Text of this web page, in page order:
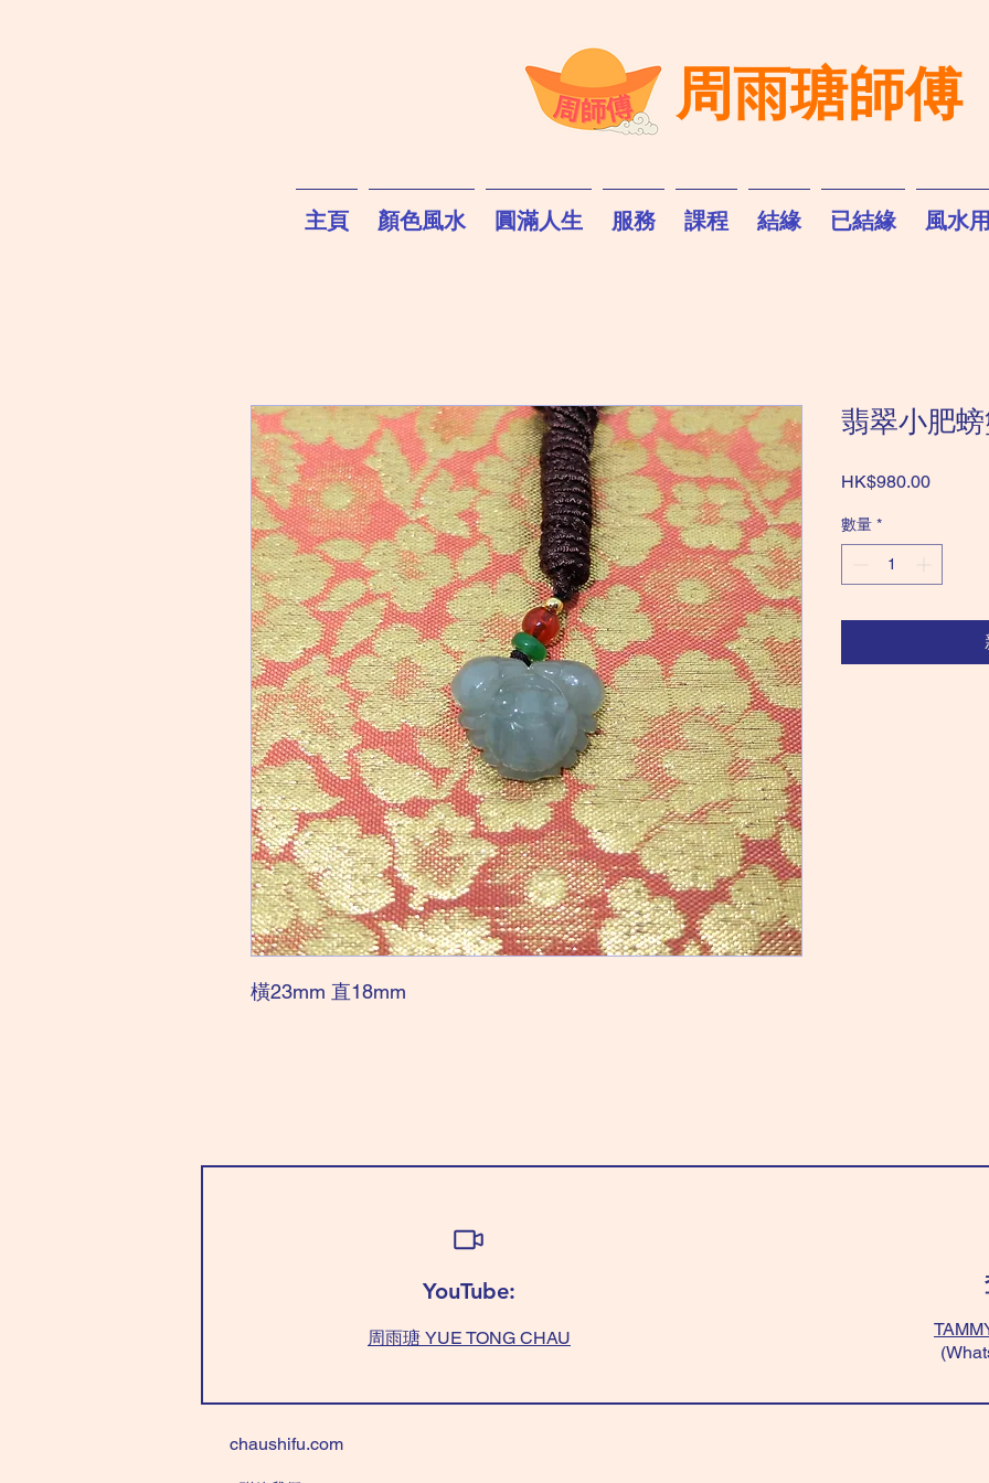
周雨瑭師傅
主頁 顏色風水 圓滿人生 服務 課程 結緣 已結緣 風水
橫23mm 直18mm
翡翠小肥
HK$980.00價
數量 *
YouTube:
周雨瑭 YUE TONG CHAU
chaushifu.com